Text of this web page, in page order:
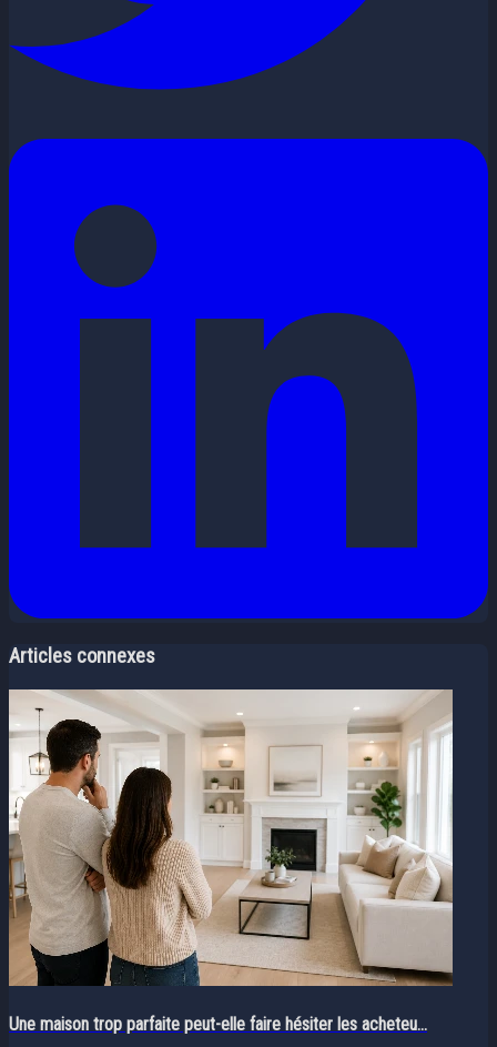
Articles connexes
Une maison trop parfaite peut-elle faire hésiter les acheteu...